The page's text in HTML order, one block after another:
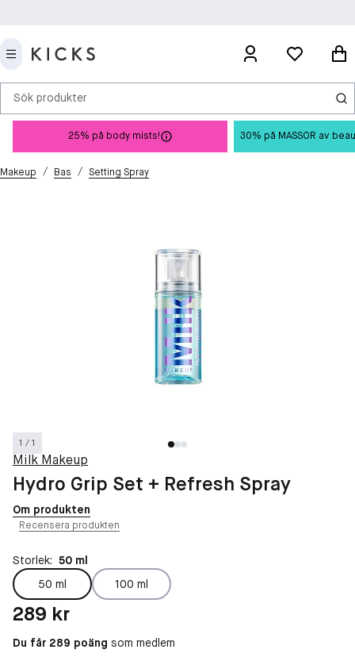
Sök produkter
25% på body mists! 30% på MASSOR av
Makeup / Bas / Setting Spray
1 / 1
Milk Makeup
Hydro Grip Set + Refresh Spray
Om produkten
Recensera produkten
Storlek: 50 ml
50 ml
100 ml
Pris: 289 kr
289 kr
Du får 289 poäng som medlem